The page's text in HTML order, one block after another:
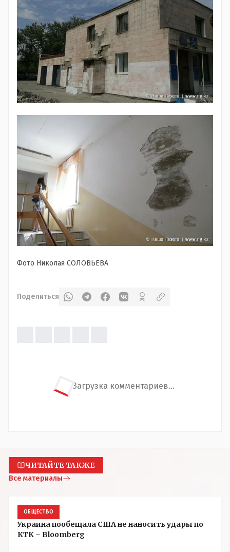
Фото Николая СОЛОВЬЕВА
Поделиться
Загрузка комментариев...
ЧИТАЙТЕ ТАКЖЕ
Все материалы
ОБЩЕСТВО
Украина пообещала США не наносить удары по
КТК – Bloomberg